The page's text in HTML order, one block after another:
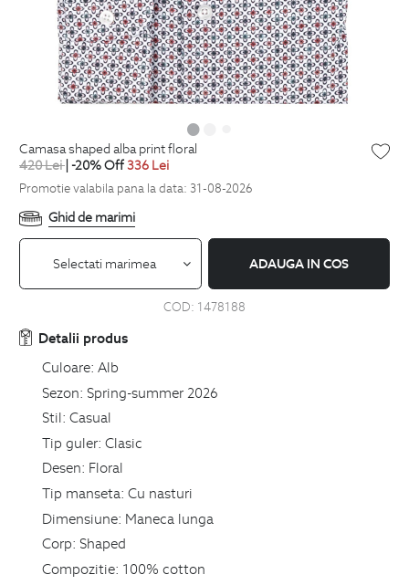
camasa shaped alba print floral
420Lei| -20% Off336 Lei
Promotie valabila pana la data: 31-08-2026
Ghid de marimi
Selectati marimea ADAUGA IN COS
COD: 1478188
Detalii produs
Culoare: Alb
Sezon: Spring-summer 2026
Stil: Casual
Tip guler: Clasic
Desen: Floral
Tip manseta: Cu nasturi
Dimensiune: Maneca lunga
Corp: Shaped
Compozitie: 100% cotton